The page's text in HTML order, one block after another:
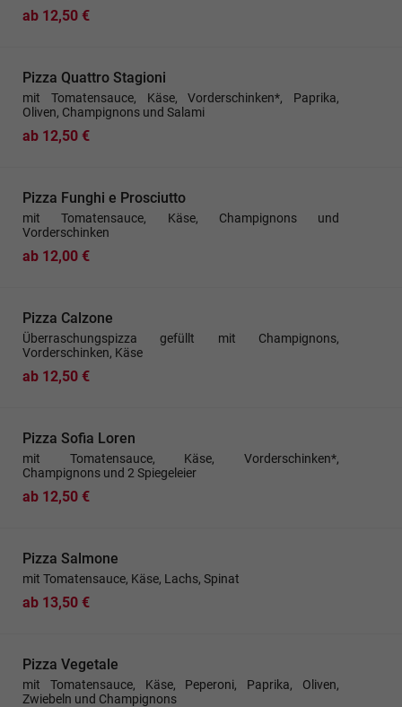
ab 12,50 €
Pizza Quattro Stagioni
mit Tomatensauce, Käse, Vorderschinken*, Paprika,
Oliven, Champignons und Salami
ab 12,50 €
Pizza Funghi e Prosciutto
mit Tomatensauce, Käse, Champignons und
Vorderschinken
ab 12,00 €
Pizza Calzone
Überraschungspizza gefüllt mit Champignons,
Vorderschinken, Käse
ab 12,50 €
Pizza Sofia Loren
mit Tomatensauce, Käse, Vorderschinken*,
Champignons und 2 Spiegeleier
ab 12,50 €
Pizza Salmone
mit Tomatensauce, Käse, Lachs, Spinat
ab 13,50 €
Pizza Vegetale
mit Tomatensauce, Käse, Peperoni, Paprika, Oliven,
Zwiebeln und Champignons